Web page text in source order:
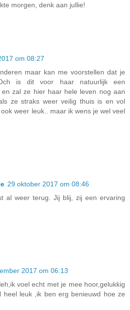
morgen, denk aan jullie!
om 08:27
maar kan me voorstellen dat je
is dit voor haar natuurlijk een
zal ze hier haar hele leven nog aan
ze straks weer veilig thuis is en vol
weer leuk.. maar ik wens je wel veel
29 oktober 2017 om 08:46
al weer terug. Jij blij, zij een ervaring
2017 om 06:13
voel echt met je mee hoor,gelukkig
heel leuk ,ik ben erg benieuwd hoe ze